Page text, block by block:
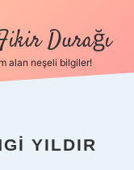
Durağı
alan neşeli bilgiler!
YILDIR